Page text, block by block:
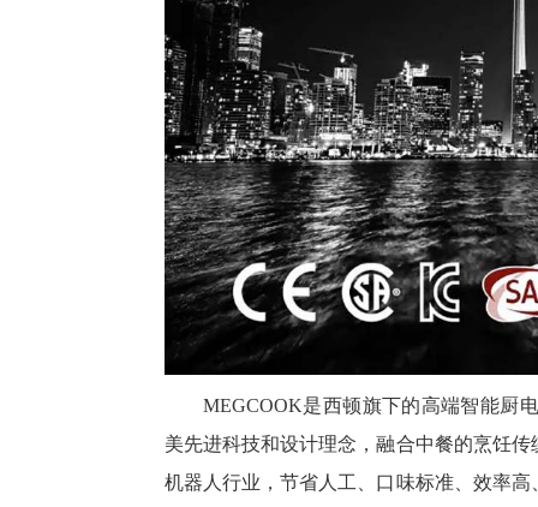
MEGCOOK是西顿旗下的高端智能厨
美先进科技和设计理念，融合中餐的烹饪
机器人行业，节省人工、口味标准、效率